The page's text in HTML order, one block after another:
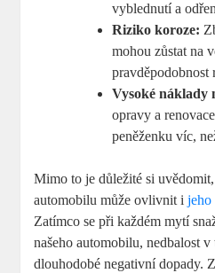
vyblednutí a
Riziko koroze:
mohou zůstat na
pravděpodobnost
Vysoké náklady
opravy a
peněženku víc,
Mimo to je důležité si
automobilu může ovlivnit ijeho
Zatímco se při každém mytí
našeho automobilu, nedbalost
dlouhodobé negativní dopady.